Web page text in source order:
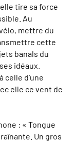
tire sa force
Au
mettre du
cette
banals du
idéaux.
celle d’une
elle ce vent de
: « Tongue
Un gros